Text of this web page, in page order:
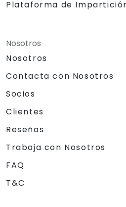
Plataforma de
Nosotros
Nosotros
Contacta con Nosotros
Socios
Clientes
Reseñas
Trabaja con Nosotros
FAQ
T&C